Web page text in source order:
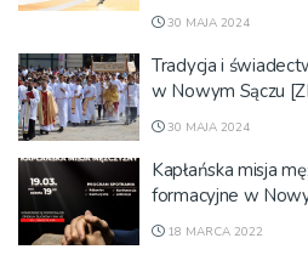
30 MAJA 2024
Tradycja i
w Nowym Sączu
30 MAJA 2024
Kapłańska misja
formacyjne w
18 MARCA 2022